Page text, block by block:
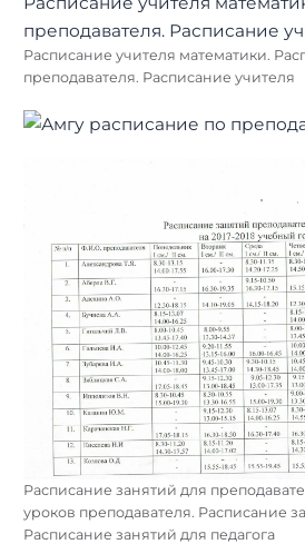
Расписание учителя математики.
преподавателя. Расписание учителя
Расписание занятий для
уроков преподавателя. Расписание
Расписание занятий для педагога